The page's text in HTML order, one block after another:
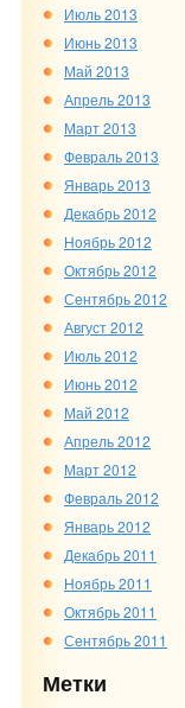
Июль 2013
Июнь 2013
Май 2013
Апрель 2013
Март 2013
Февраль 2013
Январь 2013
Декабрь 2012
Ноябрь 2012
Октябрь 2012
Сентябрь 2012
Август 2012
Июль 2012
Июнь 2012
Май 2012
Апрель 2012
Март 2012
Февраль 2012
Январь 2012
Декабрь 2011
Ноябрь 2011
Октябрь 2011
Сентябрь 2011
Метки